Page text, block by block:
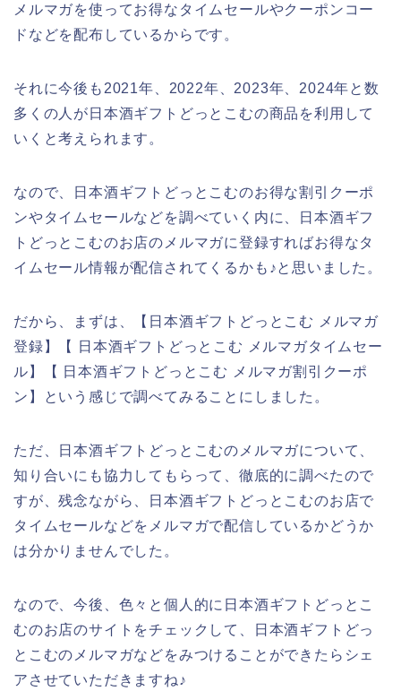
メルマガを使ってお得なタイムセールやクーポンコー
ドなどを配布しているからです。
それに今後も2021年、2022年、2023年、2024年と数
多くの人が日本酒ギフトどっとこむの商品を利用して
いくと考えられます。
なので、日本酒ギフトどっとこむのお得な割引クーポ
ンやタイムセールなどを調べていく内に、日本酒ギフ
トどっとこむのお店のメルマガに登録すればお得なタ
イムセール情報が配信されてくるかも♪と思いました。
だから、まずは、【日本酒ギフトどっとこむ メルマガ
登録】【 日本酒ギフトどっとこむ メルマガタイムセー
ル】【 日本酒ギフトどっとこむ メルマガ割引クーポ
ン】という感じで調べてみることにしました。
ただ、日本酒ギフトどっとこむのメルマガについて、
知り合いにも協力してもらって、徹底的に調べたので
すが、残念ながら、日本酒ギフトどっとこむのお店で
タイムセールなどをメルマガで配信しているかどうか
は分かりませんでした。
なので、今後、色々と個人的に日本酒ギフトどっとこ
むのお店のサイトをチェックして、日本酒ギフトどっ
とこむのメルマガなどをみつけることができたらシェ
アさせていただきますね♪